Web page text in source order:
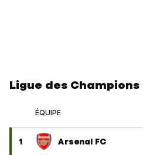
Ligue des Champions
ÉQUIPE
1 Arsenal FC